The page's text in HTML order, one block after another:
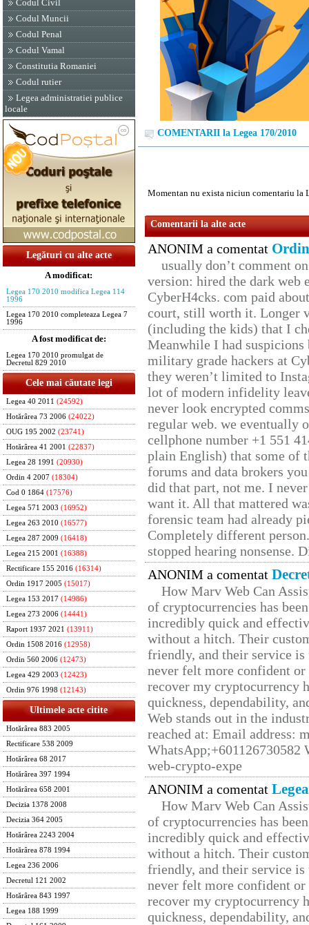
Codul Civil
Codul Muncii
Codul Penal
Codul Vamal
Constitutia Romaniei
Codul rutier
Legea administratiei publice
locale
Legături cu alte acte
A modificat:
Legea 170 2010 modifica Legea 114
1996
Legea 170 2010 completeaza Legea 7
1996
A fost modificat de:
Legea 170 2010 promulgat de
Decretul 829 2010
Cele mai căutate legi
Legea 40 2011 (24592)
Hotărârea 73 2006 (24022)
OUG 195 2002 (23741)
Hotărârea 41 2001 (22837)
Legea 28 1991 (20930)
Ordin 4 2007 (18304)
Cod 0 1864 (17576)
Legea 571 2003 (16952)
Legea 263 2010 (16577)
Legea 287 2009 (16418)
Legea 215 2001 (16388)
Rectificare 155 2016 (16314)
Ordin 1917 2005 (15017)
Legea 153 2017 (14986)
Legea 273 2006 (14441)
Raport 1937 2021 (13911)
Ordin 1508 2016 (12958)
Ordin 560 2006 (12473)
Legea 429 2003 (12423)
Ordin 976 1998 (12143)
Ultimele acte citite
Hotărârea 883 2005
Rectificare 538 2009
Hotărârea 68 2017
Hotărârea 397 1994
Hotărârea 658 2001
Decizia 1378 2008
Decizia 364 2005
Hotărârea 2243 2004
Hotărârea 878 1994
Legea 236 2006
Decretul 121 2002
Hotărârea 843 1997
Legea 188 1999
COMENTARII la Legea 170/2010
Momentan nu exista niciun comentariu la
Comentarii la alte acte
ANONIM a comentat
usually don’t comment
version: hired the dark web
CyberH4cks. com paid
court, still worth it. Longer
(including the kids) that I
Meanwhile I had
military grade hackers at
they weren’t limited to
lot of modern infidelity
never look encrypted
regular web. we eventually
cellphone number +1 551
plain English) that some of
forums and data brokers
did that part, not me. I
want it. All that mattered
forensic team had already
Completely different
stopped hearing nonsense.
ANONIM a comentat
How Marv Web Can
of cryptocurrencies has
incredibly quick and
without a hitch. Their
friendly, and their service
never felt more confident
recover my cryptocurrency
quickness, dependability,
Web stands out in the
reached at: Email address:
web-crypto-expe
ANONIM a comentat
How Marv Web Can
of cryptocurrencies has
incredibly quick and
without a hitch. Their
friendly, and their service
never felt more confident
recover my cryptocurrency
quickness, dependability,